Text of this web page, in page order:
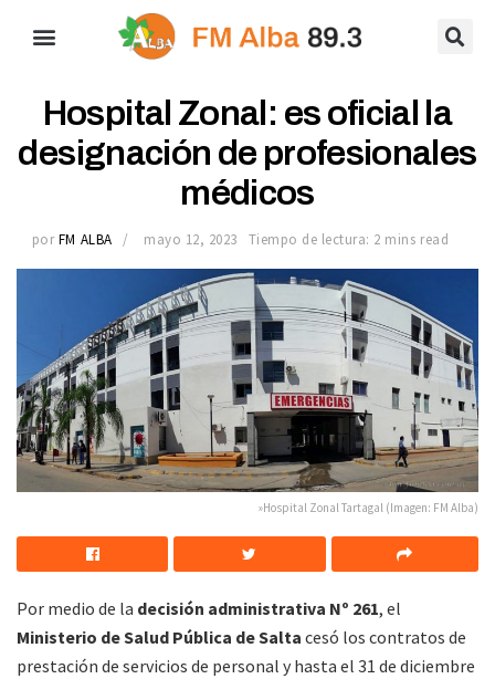
Hospital Zonal: es oficial la
designación de profesionales
médicos
por FM ALBA mayo 12, 2023 Tiempo de lectura: 2 mins read
»Hospital Zonal Tartagal (Imagen: FM Alba)
Por medio de la decisión administrativa Nº 261, el
Ministerio de Salud Pública de Salta cesó los contratos de
prestación de servicios de personal y hasta el 31 de diciembre